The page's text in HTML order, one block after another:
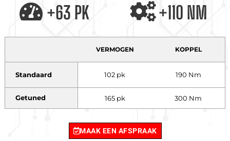
+63 PK +110 NM
VERMOGEN KOPPEL
Standaard 102 pk 190 Nm
Getuned 165 pk 300 Nm
MAAK EEN AFSPRAAK